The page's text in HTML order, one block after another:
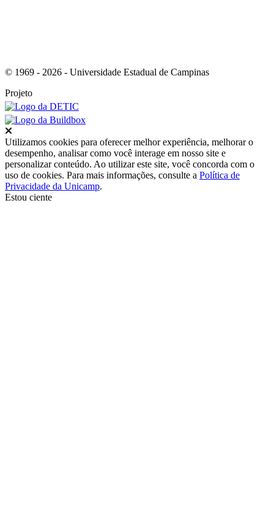
© 1969 - 2026 - Universidade Estadual de Campinas
Projeto
Utilizamos cookies para oferecer melhor experiência, melhorar o
desempenho, analisar como você interage em nosso site e
personalizar conteúdo. Ao utilizar este site, você concorda com o
uso de cookies. Para mais informações, consulte a Política de
Privacidade da Unicamp.
Estou ciente